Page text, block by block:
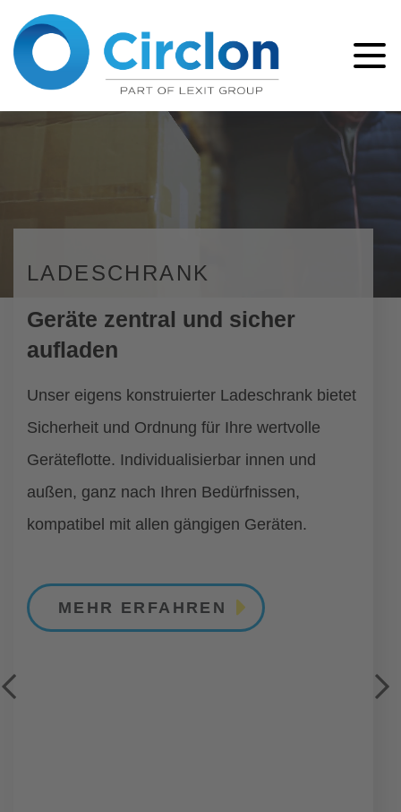
LADESCHRANK
Geräte zentral und sicher
aufladen
Unser eigens konstruierter Ladeschrank bietet
Sicherheit und Ordnung für Ihre wertvolle
Geräteflotte. Individualisierbar innen und
außen, ganz nach Ihren Bedürfnissen,
kompatibel mit allen gängigen Geräten.
MEHR ERFAHREN